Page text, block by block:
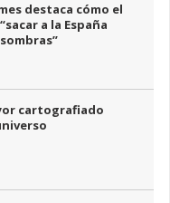
destaca cómo el
a la España
cartografiado